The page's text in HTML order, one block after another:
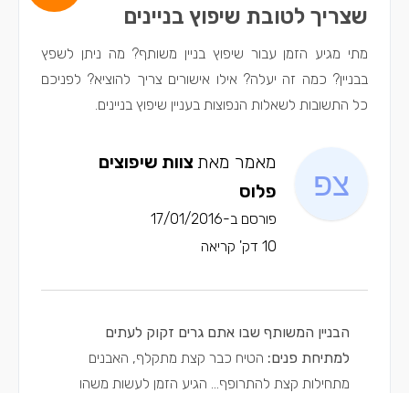
שצריך לטובת שיפוץ בניינים
מתי מגיע הזמן עבור שיפוץ בניין משותף? מה ניתן לשפץ
בבניין? כמה זה יעלה? אילו אישורים צריך להוציא? לפניכם
כל התשובות לשאלות הנפוצות בעניין שיפוץ בניינים.
מאמר מאת צוות שיפוצים
פלוס
פורסם ב-17/01/2016
10 דק' קריאה
הבניין המשותף שבו אתם גרים זקוק לעתים
למתיחת פנים: הטיח כבר קצת מתקלף, האבנים
מתחילות קצת להתרופף... הגיע הזמן לעשות משהו